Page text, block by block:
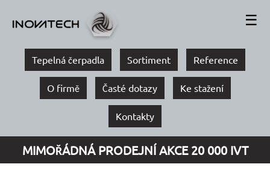
☰
Tepelná čerpadla Sortiment Reference
O firmě Časté dotazy Ke stažení
Kontakty
MIMOŘÁDNÁ PRODEJNÍ AKCE 20 000 IVT